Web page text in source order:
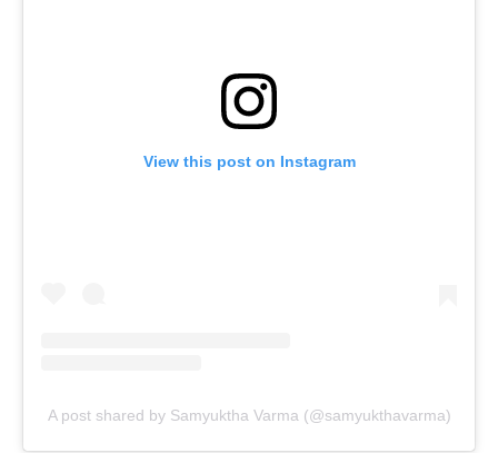
View this post on Instagram
A post shared by Samyuktha Varma (@samyukthavarma)